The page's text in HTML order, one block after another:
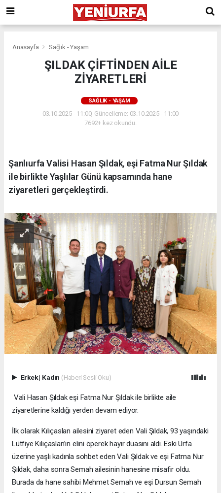
Anasayfa Sağlık - Yaşam
ŞILDAK ÇİFTİNDEN AİLE
ZİYARETLERİ
SAĞLIK - YAŞAM
03.10.2025 - 11:00, Güncelleme: 03.10.2025 - 11:00
7692+ kez okundu.
Şanlıurfa Valisi Hasan Şıldak, eşi Fatma Nur Şıldak
ile birlikte Yaşlılar Günü kapsamında hane
ziyaretleri gerçekleştirdi.
Erkek| Kadın (Haberi Sesli Oku)
Vali Hasan Şıldak eşi Fatma Nur Şıldak ile birlikte aile
ziyaretlerine kaldığı yerden devam ediyor.
İlk olarak Kılıçaslan ailesini ziyaret eden Vali Şıldak, 93 yaşındaki
Lütfiye Kılıçaslan’ın elini öperek hayır duasını aldı. Eski Urfa
üzerine yaşlı kadınla sohbet eden Vali Şıldak ve eşi Fatma Nur
Şıldak, daha sonra Semah ailesinin hanesine misafir oldu.
Burada da hane sahibi Mehmet Semah ve eşi Dursun Semah